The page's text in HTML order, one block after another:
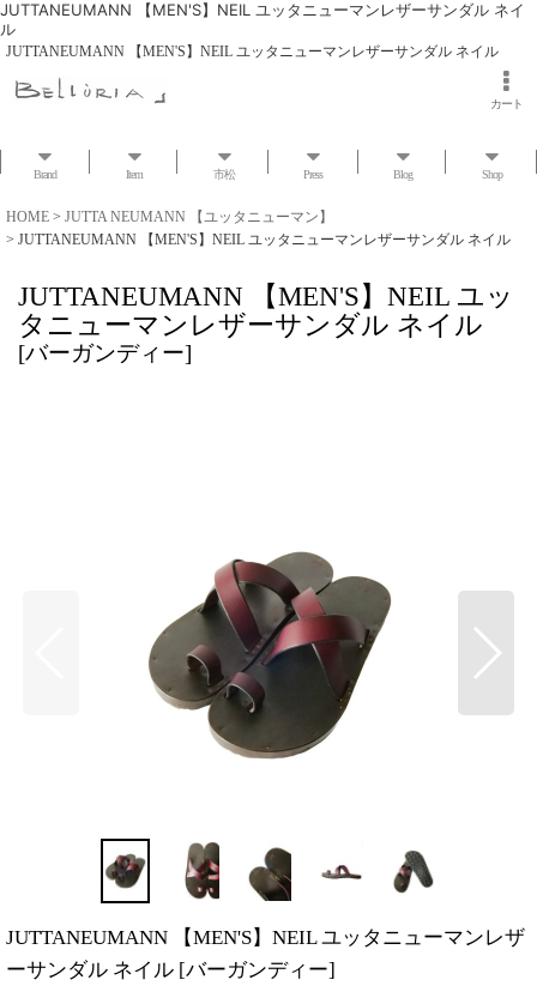
JUTTANEUMANN 【MEN'S】NEIL ユッタニューマンレザーサンダル ネイ
ル
JUTTANEUMANN 【MEN'S】NEIL ユッタニューマンレザーサンダル ネイル
カート
Brand Item 市松 Press Blog Shop
HOME > JUTTA NEUMANN 【ユッタニューマン】
> JUTTANEUMANN 【MEN'S】NEIL ユッタニューマンレザーサンダル ネイル
JUTTANEUMANN 【MEN'S】NEIL ユッ
タニューマンレザーサンダル ネイル
[バーガンディー]
JUTTANEUMANN 【MEN'S】NEIL ユッタニューマンレザ
ーサンダル ネイル [バーガンディー]